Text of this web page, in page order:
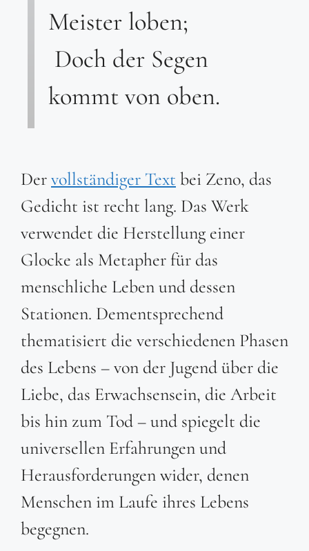
Meister loben;
Doch der Segen
kommt von oben.
Dervollständiger Text bei Zeno, das
Gedicht ist recht lang. Das Werk
verwendet die Herstellung einer
Glocke als Metapher für das
menschliche Leben und dessen
Stationen. Dementsprechend
thematisiert die verschiedenen Phasen
des Lebens – von der Jugend über die
Liebe, das Erwachsensein, die Arbeit
bis hin zum Tod – und spiegelt die
universellen Erfahrungen und
Herausforderungen wider, denen
Menschen im Laufe ihres Lebens
begegnen.